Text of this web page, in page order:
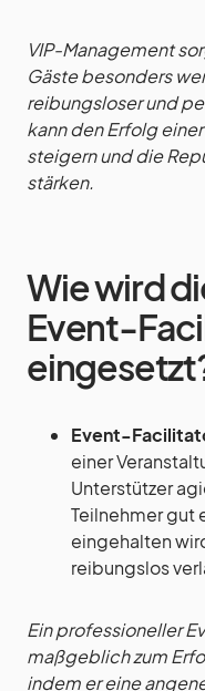
VIP-Management
Gäste besonders
reibungsloser und
kann den Erfolg
steigern und die
stärken.
Wie wird
Event-
Event-
einer
Unterstützer
Teilnehmer gut
eingehalten
reibungslos
Ein professioneller
maßgeblich zum
indem er eine